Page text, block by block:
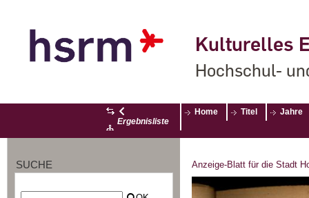
Kulturelles
Hochschul-
Ergebnisliste
Home Titel Jahre
SUCHE Anzeige-Blatt für die Stadt